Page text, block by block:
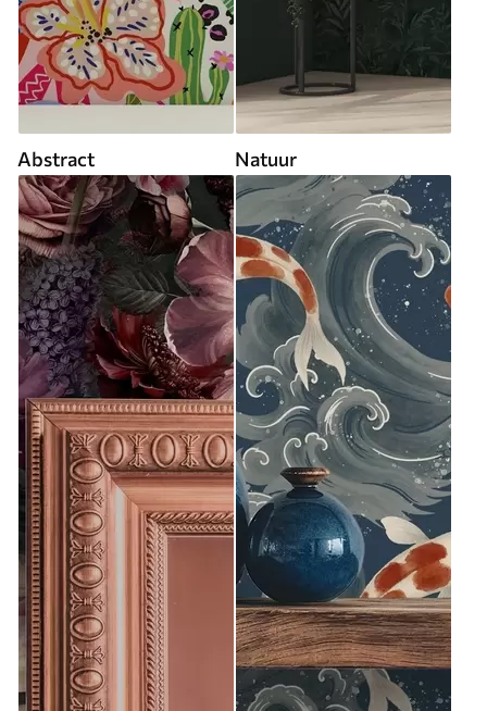
Abstract Natuur